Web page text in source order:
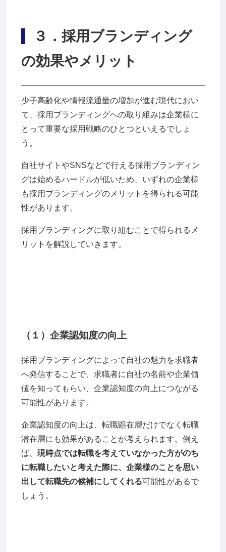
３ ．採用ブランディング
の効果やメリット
少子高齢化や情報流通量の増加が進む現代におい
て、採用ブランディングへの取り組みは企業様に
とって重要な採用戦略のひとつといえるでしょ
う。
自社サイトやSNSなどで行える採用ブランディン
グは始めるハードルが低いため、いずれの企業様
も採用ブランディングのメリットを得られる可能
性があります。
採用ブランディングに取り組むことで得られるメ
リットを解説していきます。
（１）企業認知度の向上
採用ブランディングによって自社の魅力を求職者
へ発信することで、求職者に自社の名前や企業価
値を知ってもらい、企業認知度の向上につながる
可能性があります。
企業認知度の向上は、転職顕在層だけでなく転職
潜在層にも効果があることが考えられます。例え
ば、 現時点では転職を考えていなかった方がのち
に転職したいと考えた際に、企業様のことを思い
出して転職先の候補にしてくれる可能性があるで
しょう。